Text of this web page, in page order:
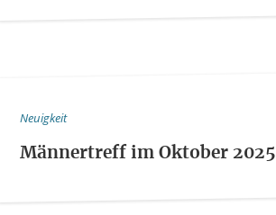
Neuigkeit
Männertreff im Oktober 2025